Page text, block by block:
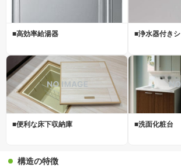
■高効率給湯器 ■浄水器付き
■便利な床下収納庫 ■洗面化粧台
構造の特徴